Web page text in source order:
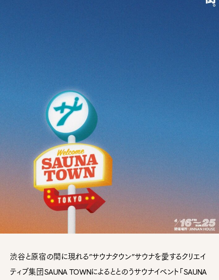
渋谷と原宿の間に現れる”サウナタウン”サウナを愛するクリエイ
ティブ集団SAUNA TOWNによるととのうサウナイベント「SAUNA